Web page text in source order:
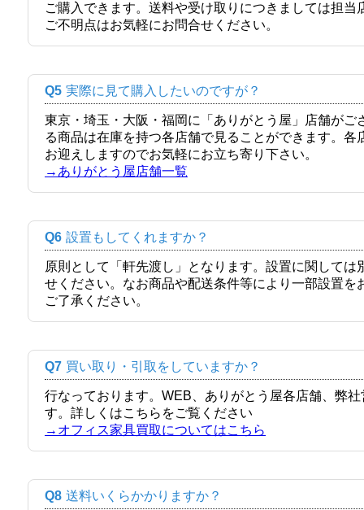
ご購入できます。送料や受け取りにつきましては担
ご不明点はお気軽にお問合せください。
Q5 実際に見て購入したいのですが？
東京・埼玉・大阪・福岡に「ありがとう屋」店舗が
る商品は在庫を持つ各店舗で見ることができます。
お迎えしますのでお気軽にお立ち寄り下さい。
→ありがとう屋店舗一覧
Q6 設置もしてくれますか？
原則として「軒先渡し」となります。設置に関して
せください。なお商品や配送条件等により一部設置
ご了承ください。
Q7 買い取り・引取をしていますか？
行なっております。WEB、ありがとう屋各店舗、弊
す。詳しくはこちらをご覧ください
→オフィス家具買取についてはこちら
Q8 送料いくらかかりますか？